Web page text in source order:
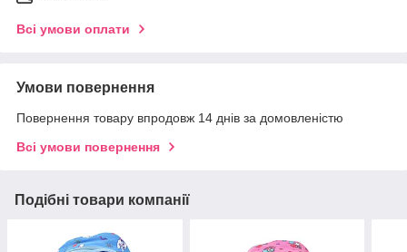
Всі умови оплати
Умови повернення
Повернення товару впродовж 14 днів за домовленістю
Всі умови повернення
Подібні товари компанії